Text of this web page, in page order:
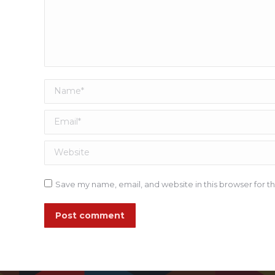
Name *
Email *
Website
Save my name, email, and website in this browser for
Post comment